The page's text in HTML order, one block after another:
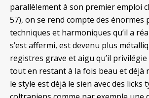
parallèlement à son premier emploi
57), on se rend compte des énormes
techniques et harmoniques qu’il a
s’est affermi, est devenu plus
registres grave et aigu qu’il
tout en restant à la fois beau et déjà
le style est déjà le sien avec des licks